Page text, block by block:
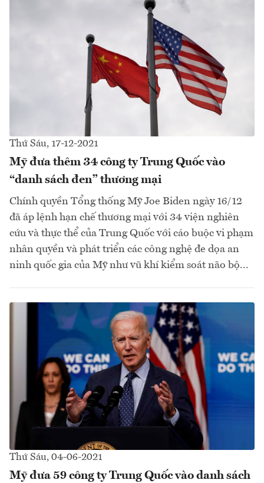
Thứ Sáu, 17-12-2021
Mỹ đưa thêm 34 công ty Trung Quốc vào
“danh sách đen” thương mại
Chính quyền Tổng thống Mỹ Joe Biden ngày 16/12
đã áp lệnh hạn chế thương mại với 34 viện nghiên
cứu và thực thể của Trung Quốc với cáo buộc vi phạm
nhân quyền và phát triển các công nghệ đe dọa an
ninh quốc gia của Mỹ như vũ khí kiểm soát não bộ...
Thứ Sáu, 04-06-2021
Mỹ đưa 59 công ty Trung Quốc vào danh sách